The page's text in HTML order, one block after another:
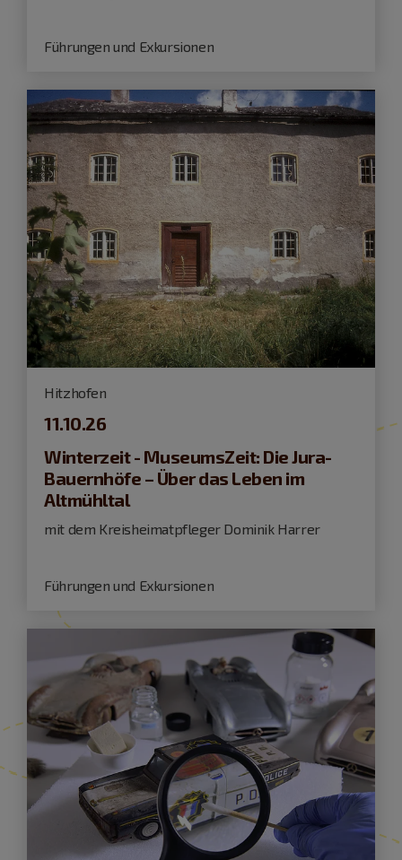
Führungen und Exkursionen
Hitzhofen
11.10.26
Winterzeit - MuseumsZeit: Die Jura-
Bauernhöfe – Über das Leben im
Altmühltal
mit dem Kreisheimatpfleger Dominik Harrer
Führungen und Exkursionen